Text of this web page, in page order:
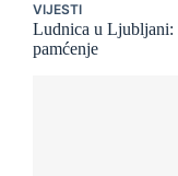
VIJESTI
Ludnica u Ljubljani:
pamćenje